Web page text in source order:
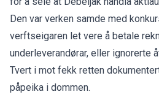
Den var verken samde med
verftseigaren let vere å betale
underleverandørar, eller ignorerte
Tvert i mot fekk retten
påpeika i dommen.